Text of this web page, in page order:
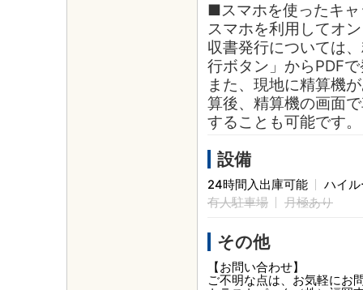
■スマホを使ったキ
スマホを利用してオ
収書発行については
行ボタン」からPDF
また、現地に精算機
算後、精算機の画面
することも可能です。
設備
24時間入出庫可能
ハイ
有人駐車場
月極あり
その他
【お問い合わせ】
ご不明な点は、お気軽にお